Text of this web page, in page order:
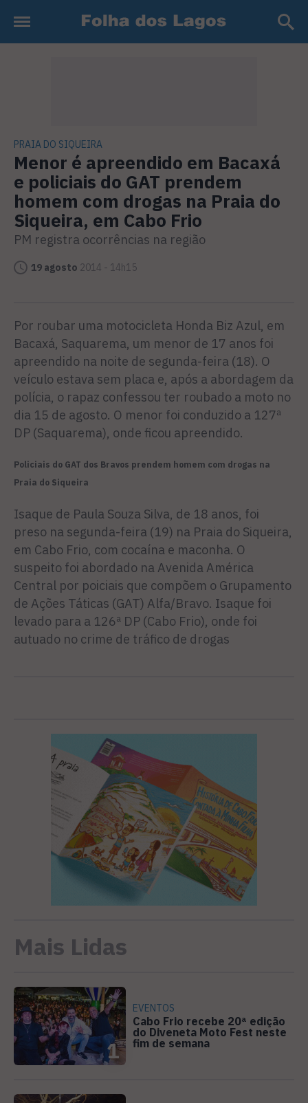
PRAIA DO SIQUEIRA
Menor é apreendido em Bacaxá
e policiais do GAT prendem
homem com drogas na Praia do
Siqueira, em Cabo Frio
PM registra ocorrências na região
19 agosto 2014 - 14h15
Por roubar uma motocicleta Honda Biz Azul, em
Bacaxá, Saquarema, um menor de 17 anos foi
apreendido na noite de segunda-feira (18). O
veículo estava sem placa e, após a abordagem da
polícia, o rapaz confessou ter roubado a moto no
dia 15 de agosto. O menor foi conduzido a 127ª
DP (Saquarema), onde ficou apreendido.
Policiais do GAT dos Bravos prendem homem com drogas na
Praia do Siqueira
Isaque de Paula Souza Silva, de 18 anos, foi
preso na segunda-feira (19) na Praia do Siqueira,
em Cabo Frio, com cocaína e maconha. O
suspeito foi abordado na Avenida América
Central por poiciais que compõem o Grupamento
de Ações Táticas (GAT) Alfa/Bravo. Isaque foi
levado para a 126ª DP (Cabo Frio), onde foi
autuado no crime de tráfico de drogas
Mais Lidas
1
EVENTOS
Cabo Frio recebe 20ª edição
do Diveneta Moto Fest neste
fim de semana